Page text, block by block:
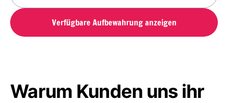
Verfügbare Aufbewahrung anzeigen
Warum Kunden uns ihr